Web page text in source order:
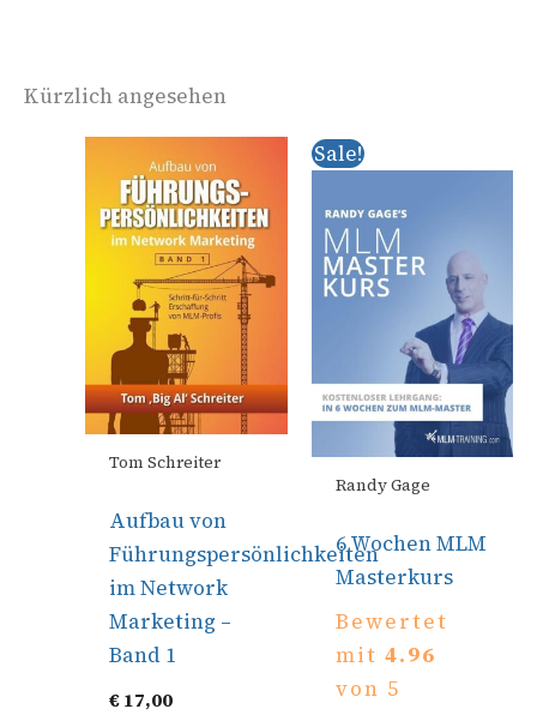
Kürzlich angesehen
Tom Schreiter
Aufbau von
Führungspersönlichkeiten
im Network
Marketing –
Band 1
€17,00
Sale!
Randy Gage
6 Wochen MLM
Masterkurs
Bewertet
mit 4.96
von 5
Preis
€ 0,00
Preis